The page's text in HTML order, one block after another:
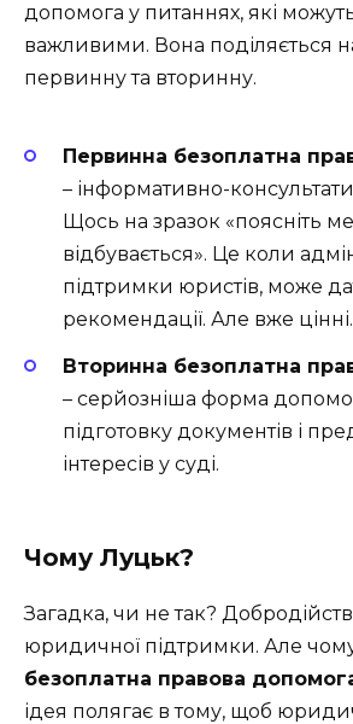
допомога у питаннях, які
важливими. Вона поділяється
первинну та вторинну.
Первинна безоплатна
– інформативно-
Щось на зразок «поясніть
відбувається». Це коли
підтримки юристів, може
рекомендації. Але вже цінні.
Вторинна безоплатна
– серйозніша форма
підготовку документів і
інтересів у суді.
Чому Луцьк?
Загадка, чи не так?
юридичної підтримки. Але
безоплатна правова
ідея полягає в тому, щоб